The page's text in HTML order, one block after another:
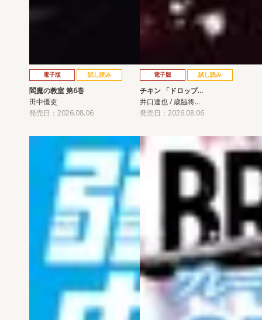
電子版 試し読み
閻魔の教室 第6巻
田中優吏
発売日：2026.08.06
電子版 試し読み
チキン 「ドロップ…
井口達也 / 歳脇将…
発売日：2026.08.06